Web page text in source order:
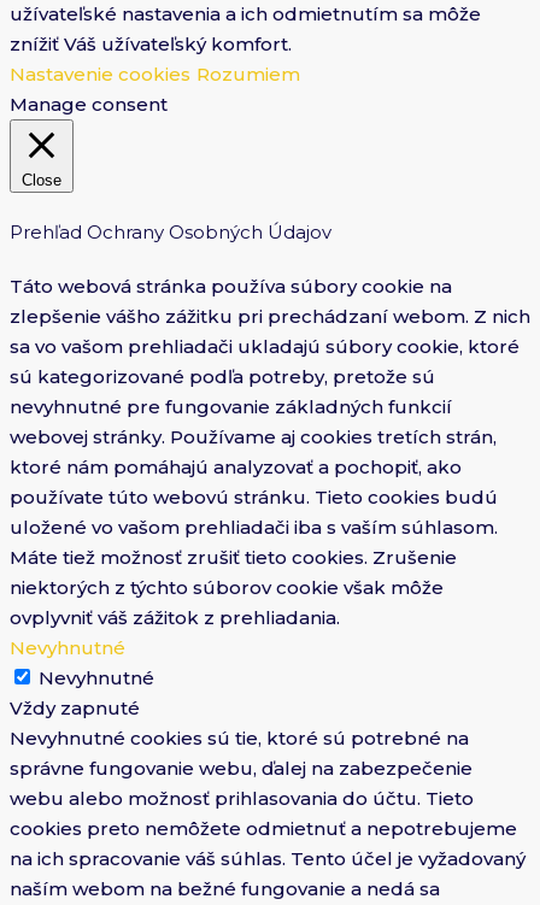
užívateľské nastavenia a ich odmietnutím sa môže
znížiť Váš užívateľský komfort.
Nastavenie cookies Rozumiem
Manage consent
Close
Prehľad Ochrany Osobných Údajov
Táto webová stránka používa súbory cookie na
zlepšenie vášho zážitku pri prechádzaní webom. Z nich
sa vo vašom prehliadači ukladajú súbory cookie, ktoré
sú kategorizované podľa potreby, pretože sú
nevyhnutné pre fungovanie základných funkcií
webovej stránky. Používame aj cookies tretích strán,
ktoré nám pomáhajú analyzovať a pochopiť, ako
používate túto webovú stránku. Tieto cookies budú
uložené vo vašom prehliadači iba s vaším súhlasom.
Máte tiež možnosť zrušiť tieto cookies. Zrušenie
niektorých z týchto súborov cookie však môže
ovplyvniť váš zážitok z prehliadania.
Nevyhnutné
Nevyhnutné
Vždy zapnuté
Nevyhnutné cookies sú tie, ktoré sú potrebné na
správne fungovanie webu, ďalej na zabezpečenie
webu alebo možnosť prihlasovania do účtu. Tieto
cookies preto nemôžete odmietnuť a nepotrebujeme
na ich spracovanie váš súhlas. Tento účel je vyžadovaný
naším webom na bežné fungovanie a nedá sa